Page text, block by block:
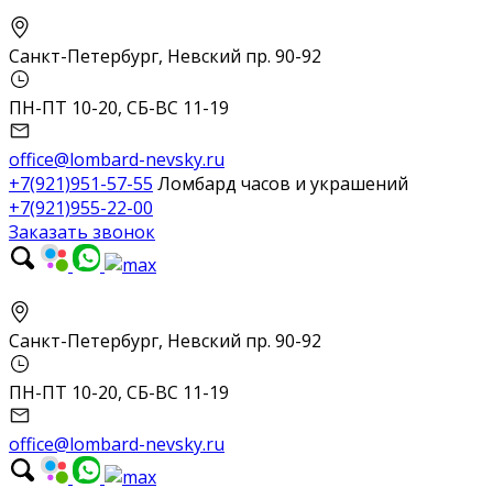
Санкт-Петербург, Невский пр. 90-92
ПН-ПТ 10-20, СБ-ВС 11-19
office@lombard-nevsky.ru
+7(921)951-57-55 Ломбард часов и украшений
+7(921)955-22-00
Заказать звонок
Санкт-Петербург, Невский пр. 90-92
ПН-ПТ 10-20, СБ-ВС 11-19
office@lombard-nevsky.ru